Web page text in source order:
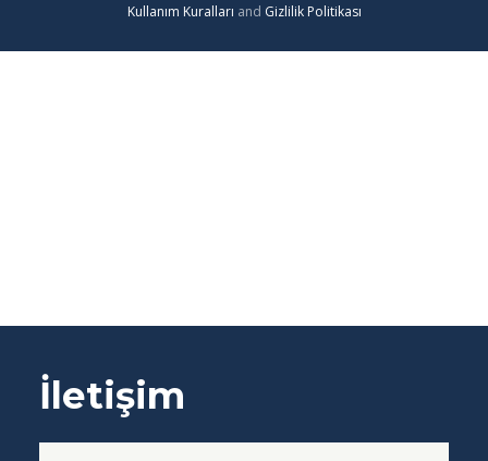
Kullanım Kuralları and Gizlilik Politikası
İletişim